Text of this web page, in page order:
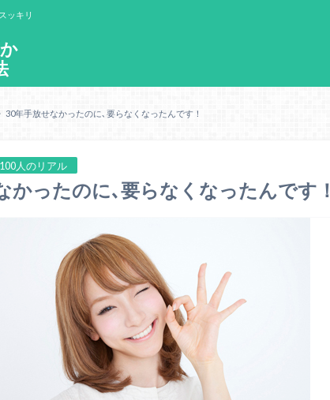
ッキリ
30年手放せなかったのに､要らなくなったんです！
人のリアル
かったのに､要らなくなったんです！